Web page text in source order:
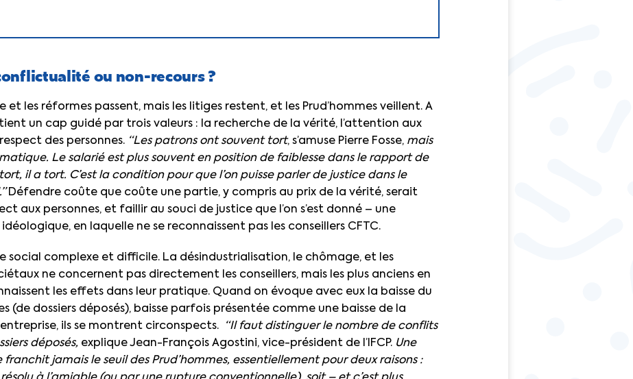
ou non-recours ?
et les réformes passent, mais les litiges restent, et les Prud’hommes veillent. A
un cap guidé par trois valeurs : la recherche de la vérité, l’attention aux
des personnes. “Les patrons ont souvent tort, s’amuse Pierre Fosse, mais
Le salarié est plus souvent en position de faiblesse dans le rapport de
tort, il a tort. C’est la condition pour que l’on puisse parler de justice dans le
Défendre coûte que coûte une partie, y compris au prix de la vérité, serait
aux personnes, et faillir au souci de justice que l’on s’est donné – une
en laquelle ne se reconnaissent pas les conseillers CFTC.
social complexe et difficile. La désindustrialisation, le chômage, et les
ne concernent pas directement les conseillers, mais les plus anciens en
les effets dans leur pratique. Quand on évoque avec eux la baisse du
(de dossiers déposés), baisse parfois présentée comme une baisse de la
ils se montrent circonspects.
“Il faut distinguer le nombre de conflits
déposés, explique Jean-François Agostini, vice-président de l’IFCP. Une
jamais le seuil des Prud’hommes, essentiellement pour deux raisons :